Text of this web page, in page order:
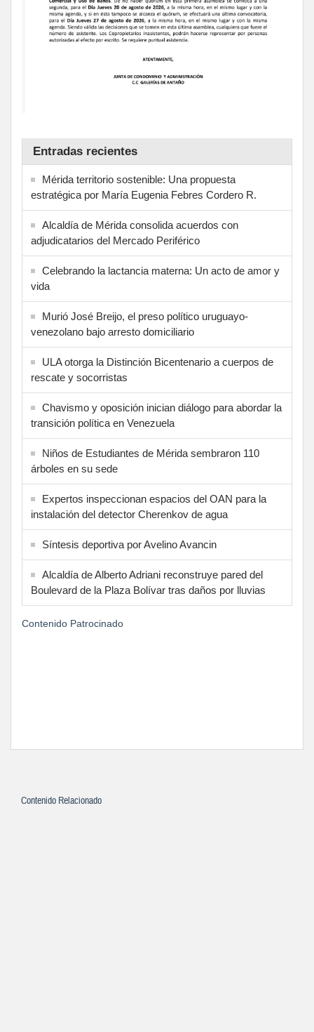
Entradas recientes
Mérida territorio sostenible: Una propuesta
estratégica por María Eugenia Febres Cordero R.
Alcaldía de Mérida consolida acuerdos con
adjudicatarios del Mercado Periférico
Celebrando la lactancia materna: Un acto de amor y
vida
Murió José Breijo, el preso político uruguayo-
venezolano bajo arresto domiciliario
ULA otorga la Distinción Bicentenario a cuerpos de
rescate y socorristas
Chavismo y oposición inician diálogo para abordar la
transición política en Venezuela
Niños de Estudiantes de Mérida sembraron 110
árboles en su sede
Expertos inspeccionan espacios del OAN para la
instalación del detector Cherenkov de agua
Síntesis deportiva por Avelino Avancin
Alcaldía de Alberto Adriani reconstruye pared del
Boulevard de la Plaza Bolívar tras daños por lluvias
Contenido Patrocinado
Contenido Relacionado